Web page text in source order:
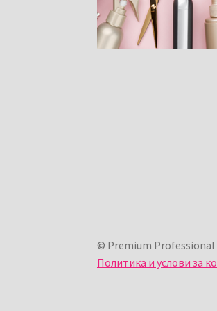
© Premium Professional
Политика и услови за